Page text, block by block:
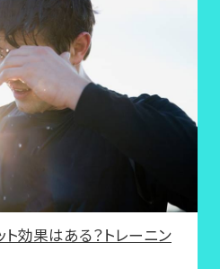
効果はある？トレーニン